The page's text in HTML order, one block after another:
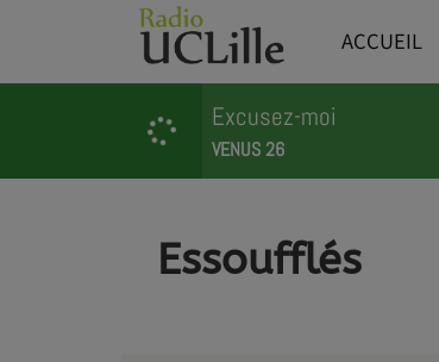
ACCUEIL
Excusez-moi
VENUS 26
Essoufflés